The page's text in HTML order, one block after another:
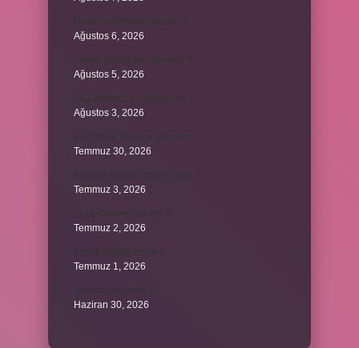
Ağustos 6, 2026
Ağustos 5, 2026
Ağustos 3, 2026
Temmuz 30, 2026
Temmuz 3, 2026
Temmuz 2, 2026
Temmuz 1, 2026
Haziran 30, 2026